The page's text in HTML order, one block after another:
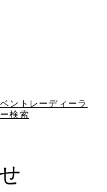
ベントレーディーラ
ー検索